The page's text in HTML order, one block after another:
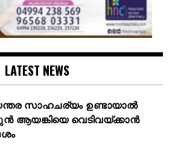
LATEST NEWS
സാഹചര്യം ഉണ്ടായാല്‍
ആയങ്കിയെ വെടിവയ്ക്കാന്‍